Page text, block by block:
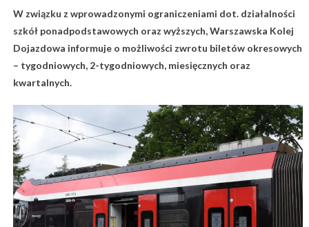
W związku z wprowadzonymi ograniczeniami dot. działalności
szkół ponadpodstawowych oraz wyższych, Warszawska Kolej
Dojazdowa informuje o możliwości zwrotu biletów okresowych
– tygodniowych, 2-tygodniowych, miesięcznych oraz
kwartalnych.